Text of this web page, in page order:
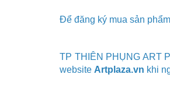
Để đăng ký mua sản
TP THIÊN PHỤNG ART
website Artplaza.vn khi